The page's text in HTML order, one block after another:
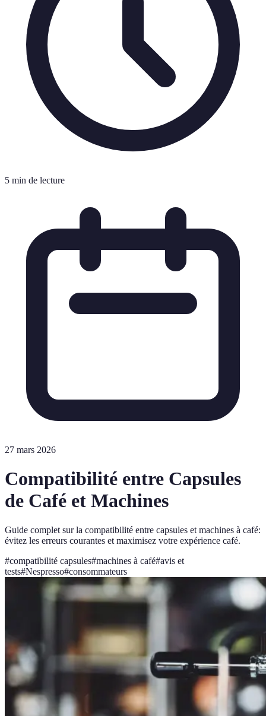
5 min de lecture
27 mars 2026
Compatibilité entre Capsules
de Café et Machines
Guide complet sur la compatibilité entre capsules et machines à café:
évitez les erreurs courantes et maximisez votre expérience café.
#compatibilité capsules#machines à café#avis et
tests#Nespresso#consommateurs